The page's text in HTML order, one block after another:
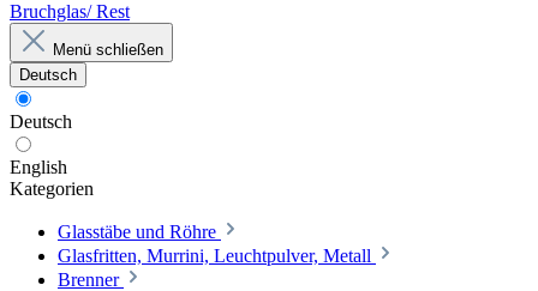
Bruchglas/ Rest
Menü schließen
Deutsch
Deutsch
English
Kategorien
Glasstäbe und Röhre
Glasfritten, Murrini, Leuchtpulver, Metall
Brenner